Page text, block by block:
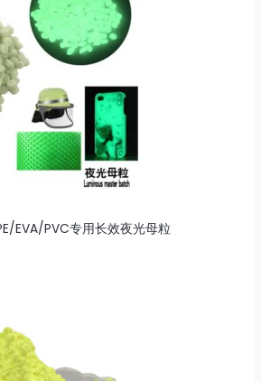
EVA/PVC专用长效夜光母粒